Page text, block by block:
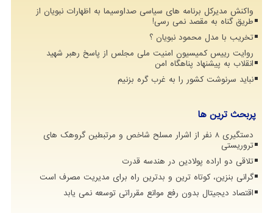
واکنش مدیرکل برنامه های سیاسی صداوسیما به اظهارات نبویان از
طریق گناه به مقصد نمی رسی!
تخریب با مدل محمود نبویان ؟
روایت رییس کمیسیون امنیت ملی مجلس از پاسخ رهبر شهید
انقلاب به پیشنهاد پناهگاه امن
نباید سرنوشت کشور را به غرب گره بزنیم
پربحث ترین ها
دستگیری 8 نفر از اشرار مسلح شاخص و مرتبطین گروهک های
تروریستی
تلاقی دو اراده پولادین در هندسه قدرت
گرانی بنزین، کوتاه ترین و بدترین راه برای مدیریت مصرف است
اقتصاد دیجیتال بدون رفع موانع مقرراتی توسعه نمی یابد